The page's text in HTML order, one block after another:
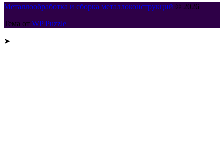
Металлообработка и сборка металлоконструкций © 2026
Тема от WP Puzzle
➤